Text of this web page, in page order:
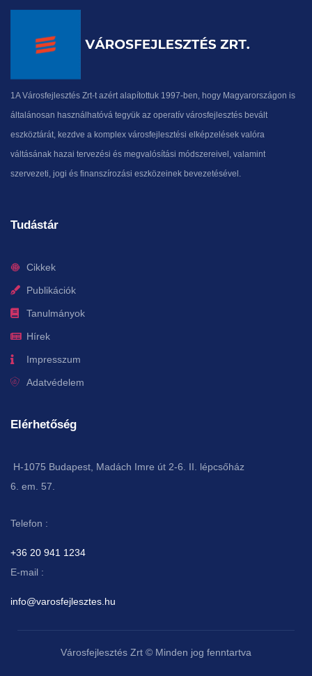
1A Városfejlesztés Zrt-t azért alapítottuk 1997-ben, hogy Magyarországon is
általánosan használhatóvá tegyük az operatív városfejlesztés bevált
eszköztárát, kezdve a komplex városfejlesztési elképzelések valóra
váltásának hazai tervezési és megvalósítási módszereivel, valamint
szervezeti, jogi és finanszírozási eszközeinek bevezetésével.
Tudástár
Cikkek
Publikációk
Tanulmányok
Hírek
Impresszum
Adatvédelem
Elérhetőség
H-1075 Budapest, Madách Imre út 2-6. II. lépcsőház
6. em. 57.
Telefon :
+36 20 941 1234
E-mail :
info@varosfejlesztes.hu
Városfejlesztés Zrt © Minden jog fenntartva